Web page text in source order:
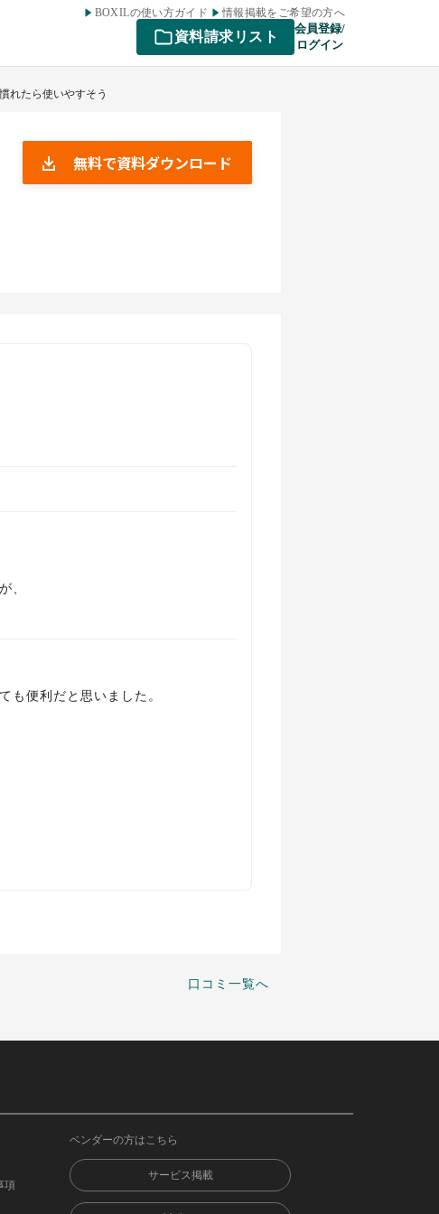
BOXILの使い方ガイド 情報掲載をご希望の方へ
資料請求リスト
会員登録/
ログイン
れたら使いやすそう
無料で資料ダウンロード
、
も便利だと思いました。
口コミ一覧へ
項
ベンダーの方はこちら
サービス掲載